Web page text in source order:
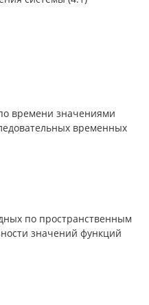
времени значениями
временных
по пространственным
значений функций